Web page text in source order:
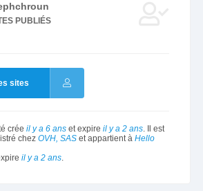
PUBLIÉS
sites
crée il y a 6 anset expire il y a 2 ans. Il est
chez OVH, SASet appartient à Hello
il y a 2 ans.